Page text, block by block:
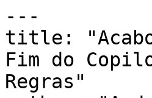
---
title:
Fim do
Regras"